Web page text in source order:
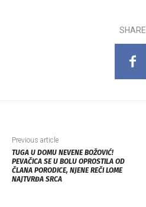
SHARE
Previous article
TUGA U DOMU NEVENE BOŽOVIĆ!
PEVAČICA SE U BOLU OPROSTILA OD
ČLANA PORODICE, NJENE REČI LOME
NAJTVRĐA SRCA